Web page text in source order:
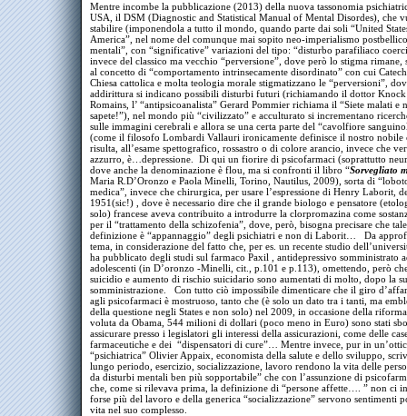
Mentre incombe la pubblicazione (2013) della nuova tassonomia
USA, il DSM (Diagnostic and Statistical Manual of Mental Disordes), che
stabilire (imponendola a tutto il mondo, quando parte dai soli “United
America”, nel nome del comunque mai sopito neo-imperialismo
mentali”, con “significative” variazioni del tipo: “disturbo parafiliaco
invece del classico ma vecchio “perversione”, dove però lo stigma rimane,
al concetto di “comportamento intrinsecamente disordinato” con cui
Chiesa cattolica e molta teologia morale stigmatizzano le “perversioni”,
addirittura si indicano possibili disturbi futuri (richiamando il dottor Knock
Romains, l’ “antipsicoanalista” Gerard Pommier richiama il “Siete malati e
sapete!”), nel mondo più “civilizzato” e acculturato si incrementano
sulle immagini cerebrali e allora se una certa parte del “cavolfiore
(come il filosofo Lombardi Vallauri ironicamente definisce il nostro nobile
risulta, all’esame spettografico, rossastro o di colore arancio, invece che
azzurro, è…depressione. Di qui un fiorire di psicofarmaci (soprattutto
dove anche la denominazione è flou, ma si confronti il libro “Sorvegliato
Maria R.D’Oronzo e Paola Minelli, Torino, Nautilus, 2009), sorta di
medica”, invece che chirurgica, per usare l’espressione di Henry Laborit,
1951(sic!) , dove è necessario dire che il grande biologo e pensatore
solo) francese aveva contribuito a introdurre la clorpromazina come
per il “trattamento della schizofenia”, dove, però, bisogna precisare che tale
definizione è “appannaggio” degli psichiatri e non di Laborit… Da
tema, in considerazione del fatto che, per es. un recente studio
ha pubblicato degli studi sul farmaco Paxil , antidepressivo somministrato
adolescenti (in D’oronzo -Minelli, cit., p.101 e p.113), omettendo, però
suicidio e aumento di rischio suicidario sono aumentati di molto, dopo la
somministrazione. Con tutto ciò impossibile dimenticare che il giro
agli psicofarmaci è mostruoso, tanto che (è solo un dato tra i tanti, ma
della questione negli States e non solo) nel 2009, in occasione della
voluta da Obama, 544 milioni di dollari (poco meno in Euro) sono stati
assicurare presso i legislatori gli interessi della assicurazioni, come delle
farmaceutiche e dei “dispensatori di cure”… Mentre invece, pur in
“psichiatrica” Olivier Appaix, economista della salute e dello sviluppo,
lungo periodo, esercizio, socializzazione, lavoro rendono la vita delle
da disturbi mentali ben più sopportabile” che con l’assunzione di
che, come si rilevava prima, la definizione di “persone affette…. ” non ci
forse più del lavoro e della generica “socializzazione” servono sentimenti
vita nel suo complesso.